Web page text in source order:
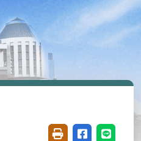
友善列印(開新視窗)
分享至臉書(
分享至